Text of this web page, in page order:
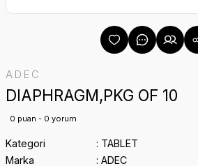
ADEC
DIAPHRAGM,PKG OF 10
0 puan - 0 yorum
Kategori
TABLET
Marka
ADEC